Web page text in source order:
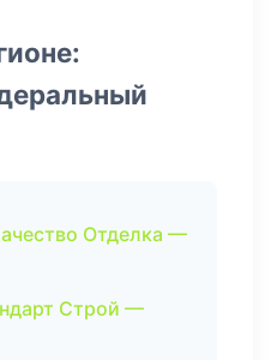
Отделка —
Строй —